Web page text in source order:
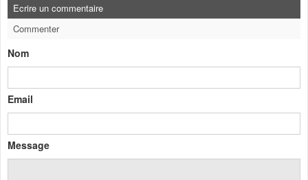
Ecrire un commentaire
Commenter
Nom
Email
Message